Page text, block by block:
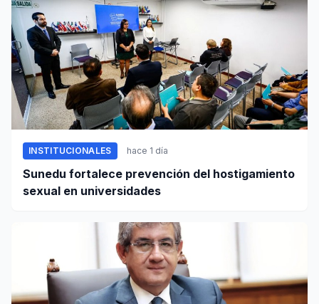
INSTITUCIONALES hace 1 día
Sunedu fortalece prevención del hostigamiento
sexual en universidades